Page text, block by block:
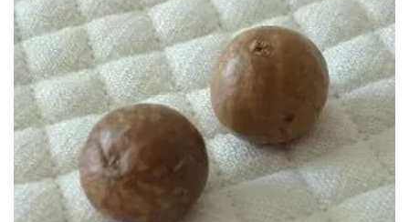
ホテル滞在記
舞台・ライブ
名古屋
ナナちゃん人形